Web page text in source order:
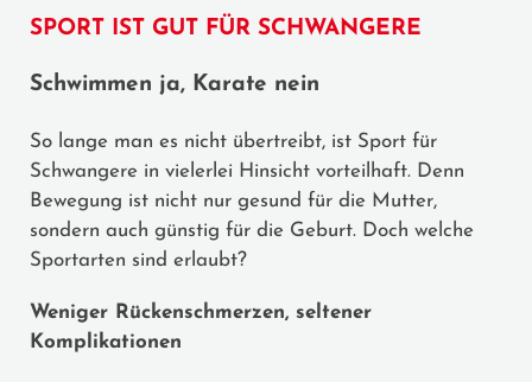
SPORT IST GUT FÜR SCHWANGERE
Schwimmen ja, Karate nein
So lange man es nicht übertreibt, ist Sport für
Schwangere in vielerlei Hinsicht vorteilhaft. Denn
Bewegung ist nicht nur gesund für die Mutter,
sondern auch günstig für die Geburt. Doch welche
Sportarten sind erlaubt?
Weniger Rückenschmerzen, seltener
Komplikationen